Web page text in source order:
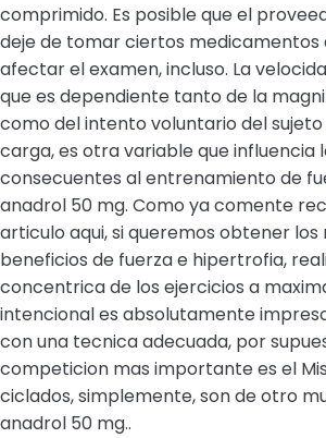
comprimido. Es posible que el
deje de tomar ciertos medicamentos
afectar el examen, incluso. La
que es dependiente tanto de la
como del intento voluntario del
carga, es otra variable que influencia
consecuentes al entrenamiento de
anadrol 50 mg. Como ya comente
articulo aqui, si queremos obtener los
beneficios de fuerza e hipertrofia,
concentrica de los ejercicios a
intencional es absolutamente
con una tecnica adecuada, por
competicion mas importante es el
ciclados, simplemente, son de otro
anadrol 50 mg..